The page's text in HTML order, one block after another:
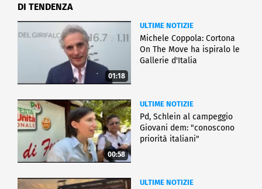
DI TENDENZA
01:18
ULTIME NOTIZIE
Michele Coppola: Cortona
On The Move ha ispiralo le
Gallerie d'Italia
00:58
ULTIME NOTIZIE
Pd, Schlein al campeggio
Giovani dem: "conoscono
priorità italiani"
ULTIME NOTIZIE